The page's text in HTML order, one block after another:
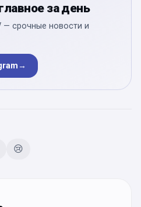
за день
— срочные новости и
→
😢